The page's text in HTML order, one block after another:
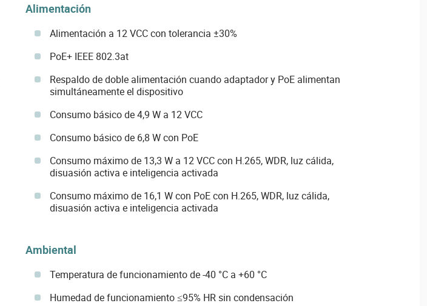
Alimentación
Alimentación a 12 VCC con tolerancia ±30%
PoE+ IEEE 802.3at
Respaldo de doble alimentación cuando adaptador y PoE alimentan
simultáneamente el dispositivo
Consumo básico de 4,9 W a 12 VCC
Consumo básico de 6,8 W con PoE
Consumo máximo de 13,3 W a 12 VCC con H.265, WDR, luz cálida,
disuasión activa e inteligencia activada
Consumo máximo de 16,1 W con PoE con H.265, WDR, luz cálida,
disuasión activa e inteligencia activada
Ambiental
Temperatura de funcionamiento de -40 °C a +60 °C
Humedad de funcionamiento ≤95% HR sin condensación